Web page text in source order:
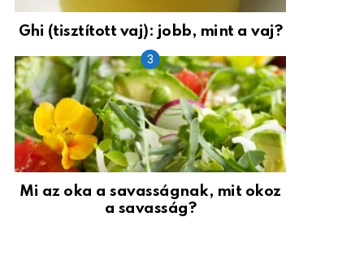
Ghi (tisztított vaj): jobb, mint a vaj?
Mi az oka a savasságnak, mit okoz
a savasság?